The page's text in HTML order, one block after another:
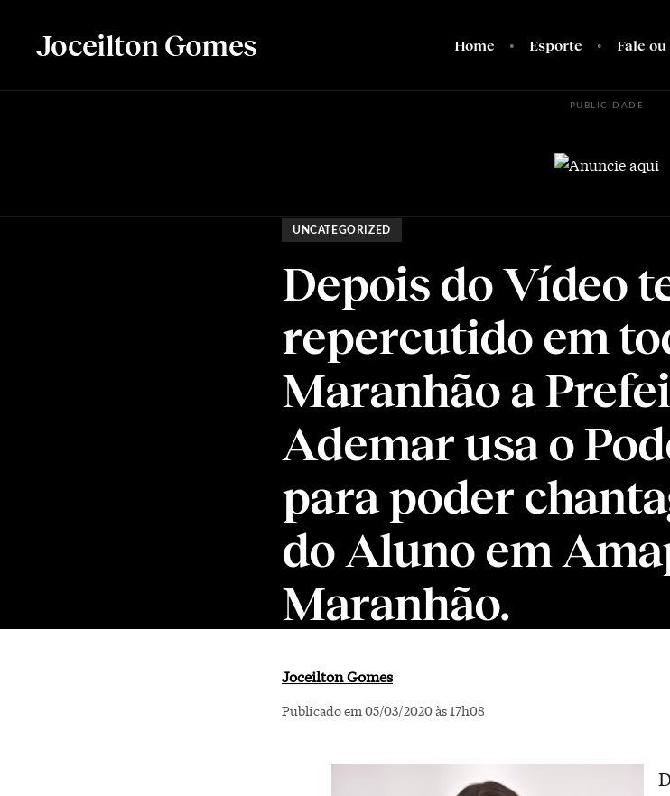
Joceilton Gomes Home Esporte Fale ou
PUBLICIDADE
UNCATEGORIZED
Depois do Vídeo
repercutido em
Maranhão a
Ademar usa o
para poder
do Aluno em
Maranhão.
Joceilton Gomes
Publicado em 05/03/2020 às 17h08